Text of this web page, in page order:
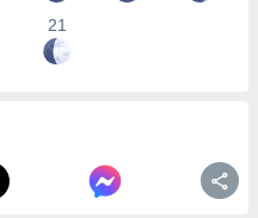
21